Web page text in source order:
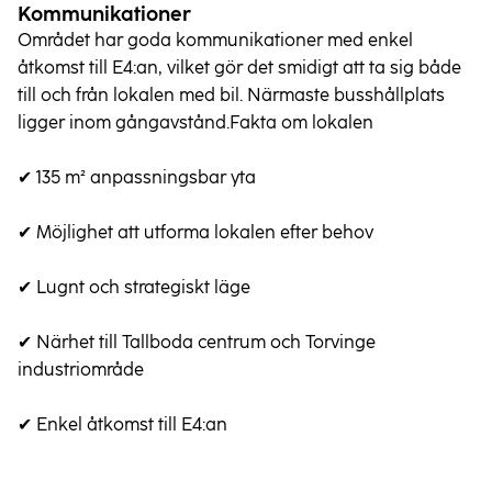
Kommunikationer
Området har goda kommunikationer med enkel
åtkomst till E4:an, vilket gör det smidigt att ta sig både
till och från lokalen med bil. Närmaste busshållplats
ligger inom gångavstånd.Fakta om lokalen
✔ 135 m² anpassningsbar yta
✔ Möjlighet att utforma lokalen efter behov
✔ Lugnt och strategiskt läge
✔ Närhet till Tallboda centrum och Torvinge
industriområde
✔ Enkel åtkomst till E4:an